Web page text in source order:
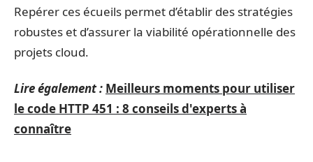
Repérer ces écueils permet d’établir des stratégies
robustes et d’assurer la viabilité opérationnelle des
projets cloud.
Lire également : Meilleurs moments pour utiliser
le code HTTP 451 : 8 conseils d'experts à
connaître